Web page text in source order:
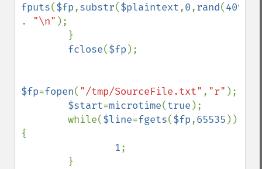
fputs($fp,substr($plaintext,0,rand(4096
. "\n" );
fclose($fp );
$fp=fopen( "/tmp/SourceFile.txt" , "r" );
$start=microtime(true );
        while(
$line=fgets($fp,65535 ))
{
1;